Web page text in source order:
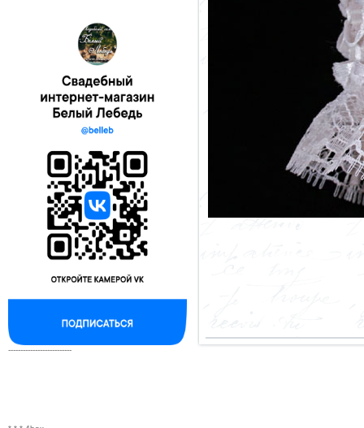
--------------------------